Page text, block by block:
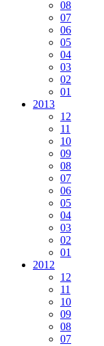
08
07
06
05
04
03
02
01
2013
12
11
10
09
08
07
06
05
04
03
02
01
2012
12
11
10
09
08
07